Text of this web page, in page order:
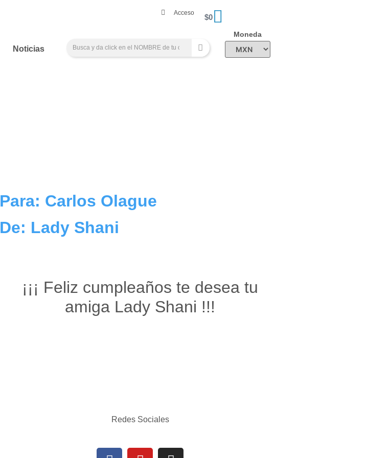
Acceso $0
Noticias
Moneda
Para: Carlos Olague
De: Lady Shani
¡¡¡ Feliz cumpleaños te desea tu
amiga Lady Shani !!!
Redes Sociales